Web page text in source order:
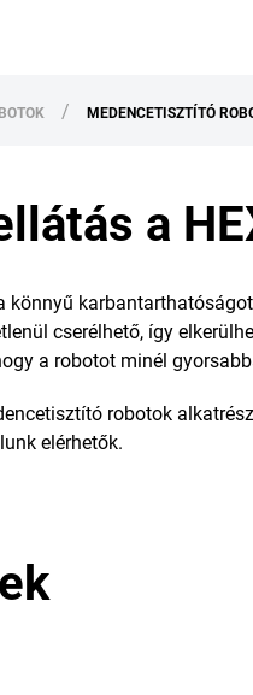
/ MEDENCETISZTÍTÓ
a
könnyű
cserélhető, így
a robotot minél
robotok
elérhetők.